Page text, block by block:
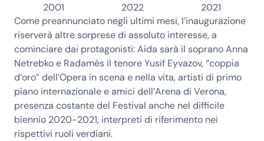
2001
2022
2021
Come preannunciato negli ultimi mesi, l’inaugurazione
riserverà altre sorprese di assoluto interesse, a
cominciare dai protagonisti:Aida sarà il sopranoAnna
Netrebkoe Radamès il tenoreYusif Eyvazov, “coppia
d’oro” dell’Opera in scena e nella vita, artisti di primo
piano internazionale e amici dell’Arena di Verona,
presenza costante del Festival anche nel difficile
biennio 2020-2021, interpreti di riferimento nei
rispettivi ruoli verdiani.